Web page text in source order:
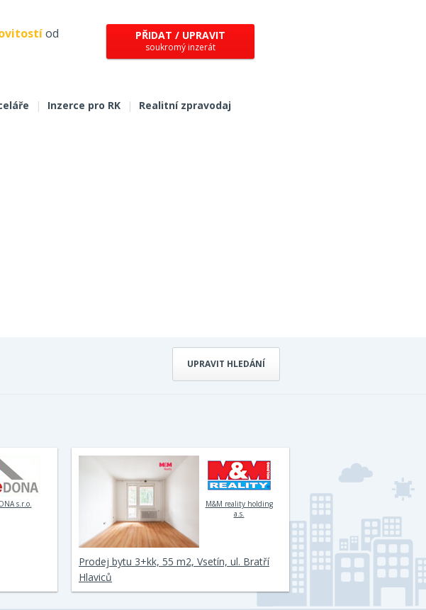
od
PŘIDAT / UPRAVIT
soukromý inzerát
| Inzerce pro RK | Realitní zpravodaj
UPRAVIT HLEDÁNÍ
s.r.o.
M&M reality holding
a.s.
Prodej bytu 3+kk, 55 m2, Vsetín, ul. Bratří
Hlaviců